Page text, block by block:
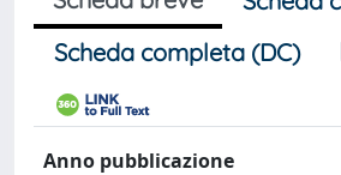
Scheda completa (DC)
Anno pubblicazione